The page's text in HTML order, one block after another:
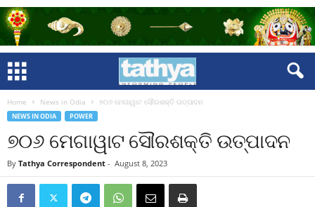
Home News in Odia ୭୦୬ ମେଗାୱାଟ ସୌରଶକ୍ତି ଉତ୍ପାଦନ
NEWS IN ODIA POWER
୭୦୬ ମେଗାୱାଟ ସୌରଶକ୍ତି ଉତ୍ପାଦନ
By Tathya Correspondent - August 8, 2023